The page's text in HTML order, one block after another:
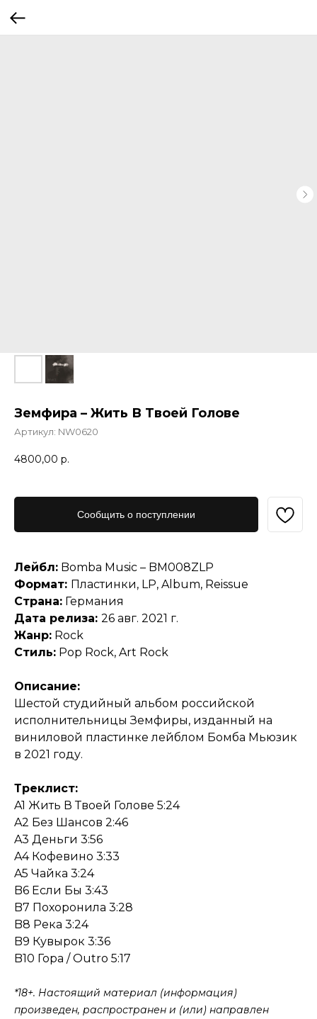
Земфира – Жить В Твоей Голове
Артикул: NW0620
4800,00 р.
Сообщить о поступлении
Лейбл: Bomba Music – BM008ZLP
Формат: Пластинки, LP, Album, Reissue
Страна: Германия
Дата релиза: 26 авг. 2021 г.
Жанр: Rock
Стиль: Pop Rock, Art Rock
Описание:
Шестой студийный альбом российской
исполнительницы Земфиры, изданный на
виниловой пластинке лейблом Бомба Мьюзик
в 2021 году.
Треклист:
A1 Жить В Твоей Голове 5:24
A2 Без Шансов 2:46
A3 Деньги 3:56
A4 Кофевино 3:33
A5 Чайка 3:24
B6 Если Бы 3:43
B7 Похоронила 3:28
B8 Река 3:24
B9 Кувырок 3:36
B10 Гора / Outro 5:17
*18+. Настоящий материал (информация)
произведен, распространен и (или) направлен